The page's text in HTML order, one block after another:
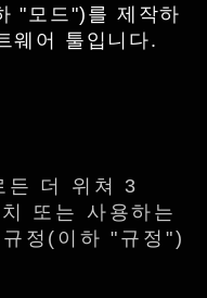
"모드")를 제작하
웨어 툴입니다.
든 더 위쳐 3
또는 사용하는
정(이하 "규정")